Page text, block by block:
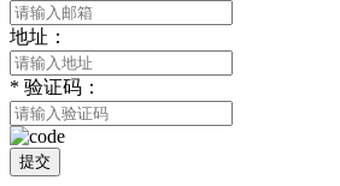
地址：
* 验证码：
提交